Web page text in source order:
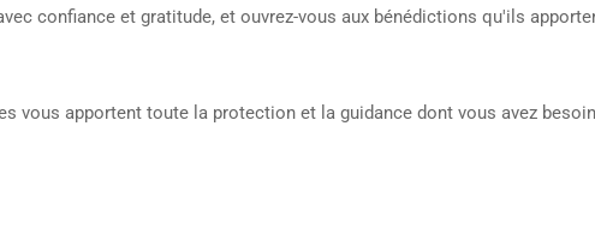
confiance et gratitude, et ouvrez-vous aux bénédictions qu'ils
vous apportent toute la protection et la guidance dont vous avez